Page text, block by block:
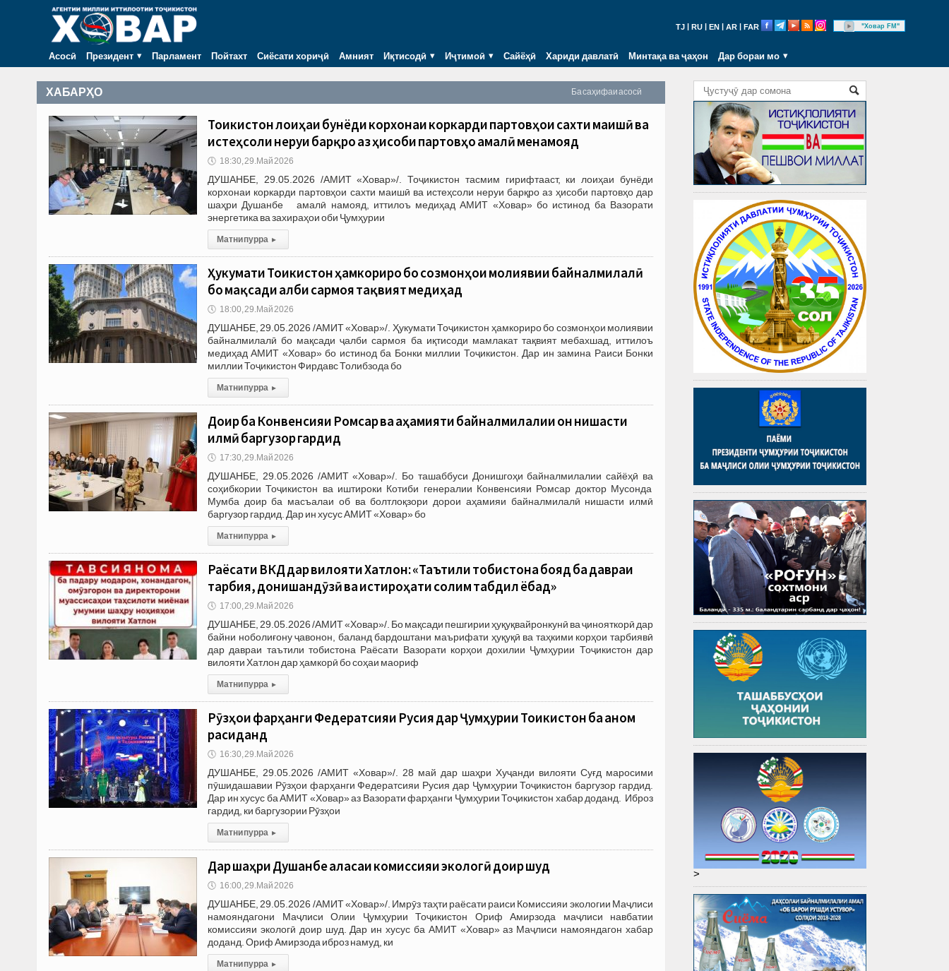
TJ RU EN AR FAR "Ховар FM"
Асосӣ Президент Парламент Пойтахт Сиёсати хориҷӣ Амният Иқтисодӣ Иҷтимоӣ Сайёҳӣ Хариди давлатӣ Минтақа ва ҷаҳон Дар бораи мо
Ба саҳифаи асосӣ
ХАБАРҲО
Тоҷикистон лоиҳаи бунёди корхонаи коркарди партовҳои сахти маишӣ ва
истеҳсоли неруи барқро аз ҳисоби партовҳо амалӣ менамояд
🕔 18:30, 29.Май 2026
ДУШАНБЕ, 29.05.2026 /АМИТ «Ховар»/. Тоҷикистон тасмим гирифтааст, ки лоиҳаи бунёди
корхонаи коркарди партовҳои сахти маишӣ ва истеҳсоли неруи барқро аз ҳисоби партовҳо дар
шаҳри Душанбе амалӣ намояд, иттилоъ медиҳад АМИТ «Ховар» бо истинод ба Вазорати
энергетика ва захираҳои оби Ҷумҳурии
Матни пурра ▸
Ҳукумати Тоҷикистон ҳамкориро бо созмонҳои молиявии байналмилалӣ
бо мақсади ҷалби сармоя тақвият медиҳад
🕔 18:00, 29.Май 2026
ДУШАНБЕ, 29.05.2026 /АМИТ «Ховар»/. Ҳукумати Тоҷикистон ҳамкориро бо созмонҳои молиявии
байналмилалӣ бо мақсади ҷалби сармоя ба иқтисоди мамлакат тақвият мебахшад, иттилоъ
медиҳад АМИТ «Ховар» бо истинод ба Бонки миллии Тоҷикистон. Дар ин замина Раиси Бонки
миллии Тоҷикистон Фирдавс Толибзода бо
Матни пурра ▸
Доир ба Конвенсияи Ромсар ва аҳамияти байналмилалии он нишасти
илмӣ баргузор гардид
🕔 17:30, 29.Май 2026
ДУШАНБЕ, 29.05.2026 /АМИТ «Ховар»/. Бо ташаббуси Донишгоҳи байналмилалии сайёҳӣ ва
соҳибкории Тоҷикистон ва иштироки Котиби генералии Конвенсияи Ромсар доктор Мусонда
Мумба доир ба масъалаи об ва болтлоқзори дорои аҳамияи байналмилалӣ нишасти илмӣ
баргузор гардид. Дар ин хусус АМИТ «Ховар» бо
Матни пурра ▸
Раёсати ВКД дар вилояти Хатлон: «Таътили тобистона бояд ба давраи
тарбия, донишандӯзӣ ва истироҳати солим табдил ёбад»
🕔 17:00, 29.Май 2026
ДУШАНБЕ, 29.05.2026 /АМИТ «Ховар»/. Бо мақсади пешгирии ҳуқуқвайронкунӣ ва ҷинояткорӣ дар
байни ноболиғону ҷавонон, баланд бардоштани маърифати ҳуқуқӣ ва таҳкими корҳои тарбиявӣ
дар давраи таътили тобистона Раёсати Вазорати корҳои дохилии Ҷумҳурии Тоҷикистон дар
вилояти Хатлон дар ҳамкорӣ бо соҳаи маориф
Матни пурра ▸
Рӯзҳои фарҳанги Федератсияи Русия дар Ҷумҳурии Тоҷикистон ба анҷом
расиданд
🕔 16:30, 29.Май 2026
ДУШАНБЕ, 29.05.2026 /АМИТ «Ховар»/. 28 май дар шаҳри Хуҷанди вилояти Суғд маросими
пӯшидашавии Рӯзҳои фарҳанги Федератсияи Русия дар Ҷумҳурии Тоҷикистон баргузор гардид.
Дар ин хусус ба АМИТ «Ховар» аз Вазорати фарҳанги Ҷумҳурии Тоҷикистон хабар доданд. Иброз
гардид, ки баргузории Рӯзҳои
Матни пурра ▸
Дар шаҳри Душанбе ҷаласаи комиссияи экологӣ доир шуд
🕔 16:00, 29.Май 2026
ДУШАНБЕ, 29.05.2026 /АМИТ «Ховар»/. Имрӯз таҳти раёсати раиси Комиссияи экологии Маҷлиси
намояндагони Маҷлиси Олии Ҷумҳурии Тоҷикистон Ориф Амирзода маҷлиси навбатии
комиссияи экологӣ доир шуд. Дар ин хусус ба АМИТ «Ховар» аз Маҷлиси намояндагон хабар
доданд. Ориф Амирзода иброз намуд, ки
Матни пурра ▸
>